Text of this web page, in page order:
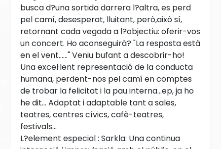
busca d?una sortida darrera l?altra, es perd
pel camí, desesperat, lluitant, però,això sí,
retornant cada vegada a l?objectiu: oferir-vos
un concert. Ho aconseguirà? "La resposta està
en el vent......" Veniu bufant a descobrir-ho!
Una excel·lent representació de la conducta
humana, perdent-nos pel camí en comptes
de trobar la felicitat i la pau interna...ep, ja ho
he dit... Adaptat i adaptable tant a sales,
teatres, centres cívics, cafè-teatres,
festivals...
L?element especial : Sarkla: Una continua